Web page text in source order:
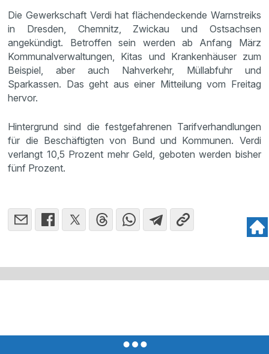
Die Gewerkschaft Verdi hat flächendeckende Warnstreiks
in Dresden, Chemnitz, Zwickau und Ostsachsen
angekündigt. Betroffen sein werden ab Anfang März
Kommunalverwaltungen, Kitas und Krankenhäuser zum
Beispiel, aber auch Nahverkehr, Müllabfuhr und
Sparkassen. Das geht aus einer Mitteilung vom Freitag
hervor.
Hintergrund sind die festgefahrenen Tarifverhandlungen
für die Beschäftigten von Bund und Kommunen. Verdi
verlangt 10,5 Prozent mehr Geld, geboten werden bisher
fünf Prozent.